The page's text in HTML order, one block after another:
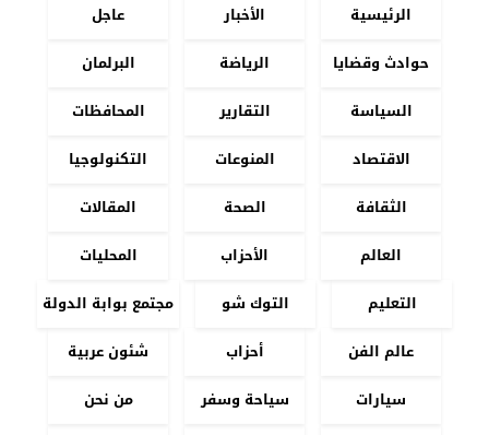
الرئيسية الأخبار
عاجل
حوادث وقضايا
الرياضة
البرلمان
السياسة
التقارير
المحافظات
الاقتصاد
المنوعات
التكنولوجيا
الثقافة
الصحة
المقالات
العالم
الأحزاب
المحليات
التعليم
التوك شو
مجتمع بوابة الدولة
عالم الفن
أحزاب
شئون عربية
سيارات
سياحة وسفر
من نحن